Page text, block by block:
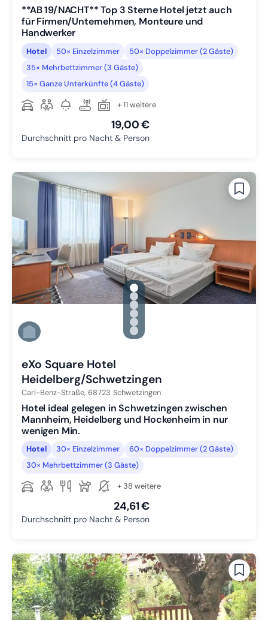
**AB 19/NACHT** Top 3 Sterne Hotel jetzt auch
für Firmen/Unternehmen, Monteure und
Handwerker
Hotel 50× Einzelzimmer
50× Doppelzimmer (2 Gäste)
35× Mehrbettzimmer (3 Gäste)
15× Ganze Unterkünfte (4 Gäste)
+ 11 weitere
19,00 €
Durchschnitt pro Nacht & Person
gallery.slide_selector
Zu Slide 1 wechseln
Zu Slide 2 wechseln
Zu Slide 3 wechseln
Zu Slide 4 wechseln
Zu Slide 5 wechseln
Zu Slide 6 wechseln
eXo Square Hotel
Heidelberg/Schwetzingen
Carl-Benz-Straße, 68723 Schwetzingen
Hotel ideal gelegen in Schwetzingen zwischen
Mannheim, Heidelberg und Hockenheim in nur
wenigen Min.
Hotel 30× Einzelzimmer
60× Doppelzimmer (2 Gäste)
30× Mehrbettzimmer (3 Gäste)
+ 38 weitere
24,61 €
Durchschnitt pro Nacht & Person